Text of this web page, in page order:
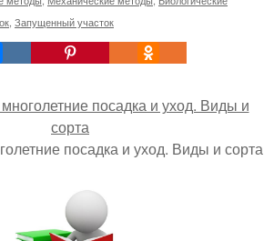
Запущенный участок
посадка и уход. Виды и сорта